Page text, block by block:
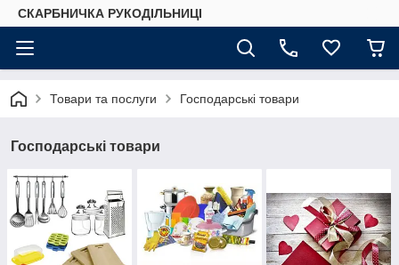
СКАРБНИЧКА РУКОДІЛЬНИЦІ
Товари та послуги Господарські товари
Господарські товари